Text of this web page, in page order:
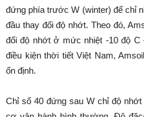
đứng phía trước W (winter) để chỉ
đầu thay đổi độ nhớt. Theo đó,
đổi độ nhớt ở mức nhiệt -10 độ
điều kiện thời tiết Việt Nam,
ổn định.
Chỉ số 40 đứng sau W chỉ độ